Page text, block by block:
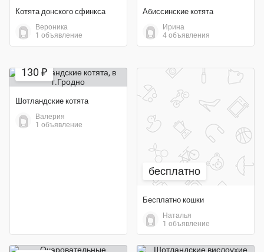
Котята донского сфинкса
Вероника
1 объявление
Абиссинские котята
Ирина
4 объявления
130 ₽
Шотландские котята
Валерия
1 объявление
бесплатно
Бесплатно кошки
Наталья
1 объявление